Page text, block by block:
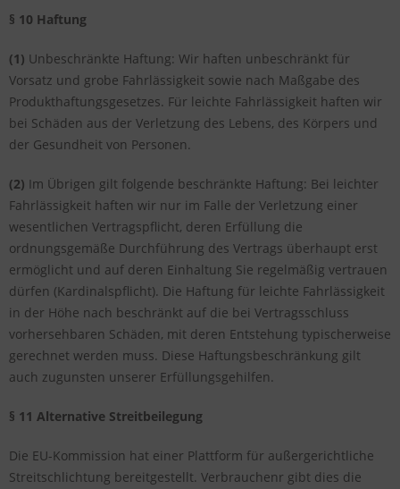
§ 10 Haftung
(1) Unbeschränkte Haftung: Wir haften unbeschränkt für
Vorsatz und grobe Fahrlässigkeit sowie nach Maßgabe des
Produkthaftungsgesetzes. Für leichte Fahrlässigkeit haften wir
bei Schäden aus der Verletzung des Lebens, des Körpers und
der Gesundheit von Personen.
(2) Im Übrigen gilt folgende beschränkte Haftung: Bei leichter
Fahrlässigkeit haften wir nur im Falle der Verletzung einer
wesentlichen Vertragspflicht, deren Erfüllung die
ordnungsgemäße Durchführung des Vertrags überhaupt erst
ermöglicht und auf deren Einhaltung Sie regelmäßig vertrauen
dürfen (Kardinalspflicht). Die Haftung für leichte Fahrlässigkeit
in der Höhe nach beschränkt auf die bei Vertragsschluss
vorhersehbaren Schäden, mit deren Entstehung typischerweise
gerechnet werden muss. Diese Haftungsbeschränkung gilt
auch zugunsten unserer Erfüllungsgehilfen.
§ 11 Alternative Streitbeilegung
Die EU-Kommission hat einer Plattform für außergerichtliche
Streitschlichtung bereitgestellt. Verbrauchenr gibt dies die